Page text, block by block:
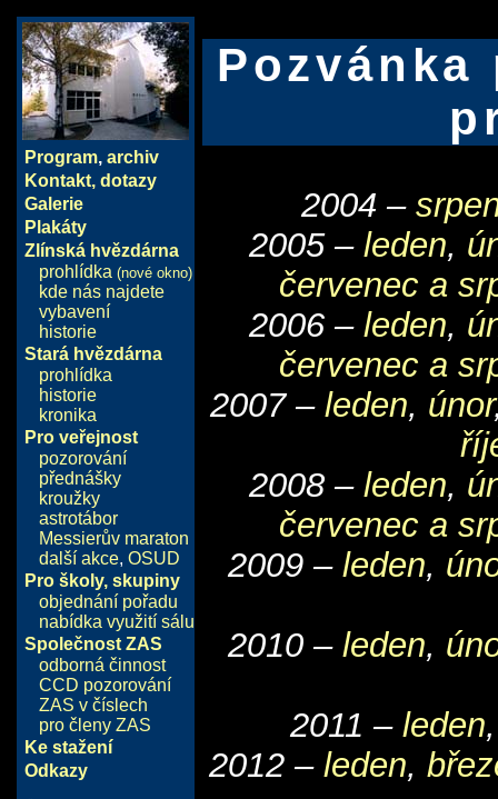
Program, archiv
Kontakt, dotazy
Galerie
Plakáty
Zlínská hvězdárna
prohlídka (nové okno)
kde nás najdete
vybavení
historie
Stará hvězdárna
prohlídka
historie
kronika
Pro veřejnost
pozorování
přednášky
kroužky
astrotábor
Messierův maraton
další akce, OSUD
Pro školy, skupiny
objednání pořadu
nabídka využití sálu
Společnost ZAS
odborná činnost
CCD pozorování
ZAS v číslech
pro členy ZAS
Ke stažení
Odkazy
2004 –
2005 – leden,
červenec a
2006 – leden,
červenec a
2007 – leden, únor
2008 – leden,
červenec a
2009 – leden,
2010 – leden,
2011 – leden
2012 – leden,